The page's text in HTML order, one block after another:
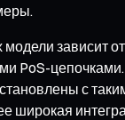
модели зависит
PoS-
с
широкая